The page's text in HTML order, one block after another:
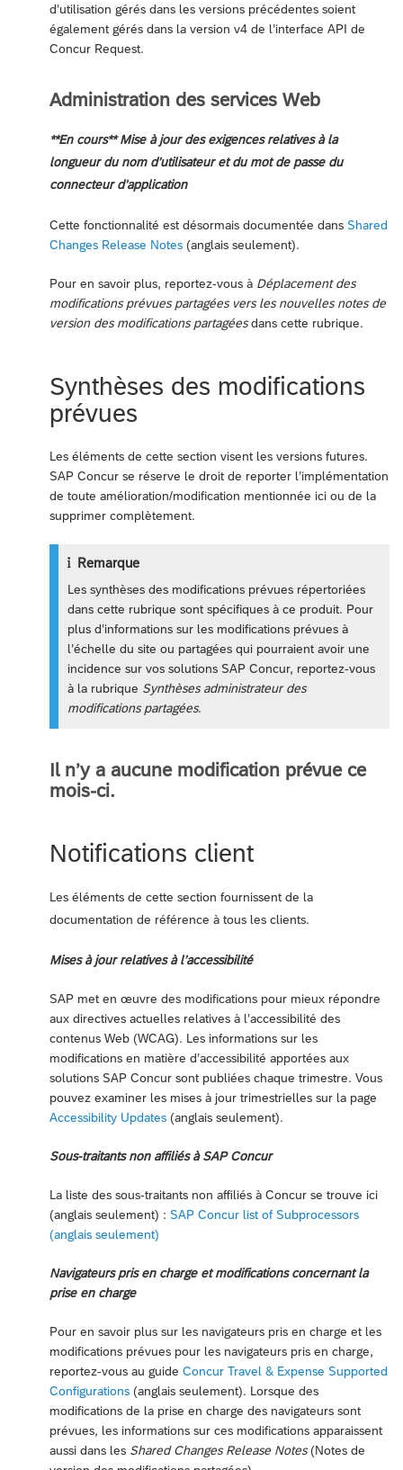
d’utilisation gérés dans les versions précédentes soient
également gérés dans la version v4 de l’interface API de
Concur Request.
Administration des services Web
**En cours** Mise à jour des exigences relatives à la
longueur du nom d’utilisateur et du mot de passe du
connecteur d’application
Cette fonctionnalité est désormais documentée dans Shared
Changes Release Notes (anglais seulement).
Pour en savoir plus, reportez-vous à Déplacement des
modifications prévues partagées vers les nouvelles notes de
version des modifications partagéesdans cette rubrique.
Synthèses des modifications
prévues
Les éléments de cette section visent les versions futures.
SAP Concur se réserve le droit de reporter l’implémentation
de toute amélioration/modification mentionnée ici ou de la
supprimer complètement.
Remarque
Les synthèses des modifications prévues répertoriées
dans cette rubrique sont spécifiques à ce produit. Pour
plus d’informations sur les modifications prévues à
l’échelle du site ou partagées qui pourraient avoir une
incidence sur vos solutions SAP Concur, reportez-vous
à la rubrique Synthèses administrateur des
modifications partagées.
Il n’y a aucune modification prévue ce
mois-ci.
Notifications client
Les éléments de cette section fournissent de la
documentation de référence à tous les clients.
Mises à jour relatives à l’accessibilité
SAP met en œuvre des modifications pour mieux répondre
aux directives actuelles relatives à l’accessibilité des
contenus Web (WCAG). Les informations sur les
modifications en matière d’accessibilité apportées aux
solutions SAP Concur sont publiées chaque trimestre. Vous
pouvez examiner les mises à jour trimestrielles sur la page
Accessibility Updates (anglais seulement).
Sous-traitants non affiliés à SAP Concur
La liste des sous-traitants non affiliés à Concur se trouve ici
(anglais seulement) : SAP Concur list of Subprocessors
(anglais seulement)
Navigateurs pris en charge et modifications concernant la
prise en charge
Pour en savoir plus sur les navigateurs pris en charge et les
modifications prévues pour les navigateurs pris en charge,
reportez-vous au guide Concur Travel & Expense Supported
Configurations (anglais seulement). Lorsque des
modifications de la prise en charge des navigateurs sont
prévues, les informations sur ces modifications apparaissent
aussi dans les Shared Changes Release Notes(Notes de